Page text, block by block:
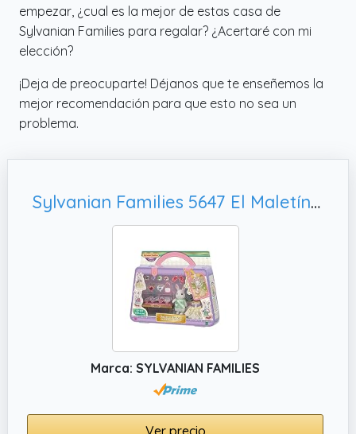
empezar, ¿cual es la mejor de estas casa de
Sylvanian Families para regalar? ¿Acertaré con mi
elección?
¡Deja de preocuparte! Déjanos que te enseñemos la
mejor recomendación para que esto no sea un
problema.
Sylvanian Families 5647 El Maletín de moda de Ruby - Casa de muñecas
Marca: SYLVANIAN FAMILIES
Ver precio